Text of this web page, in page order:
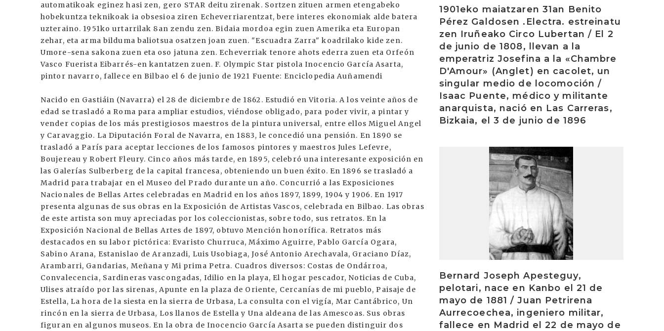
automatikoak eginez hasi zen, gero STAR deitu zirenak. Sortzen zituen armen etengabeko
hobekuntza teknikoak ia obsesioa ziren Echeverriarentzat, bere interes ekonomiak alde batera
uzteraino. 1951ko urtarrilak 8an zendu zen. Bidaia mordoa egin zuen Amerika eta Europan
zehar, eta arma bilduma baliotsua osatzen joan zuen. "Escuadra Zarra" koadrilako kide zen.
Umore-sena sakona zuen eta oso jatuna zen. Echeverriak tenore ahots ederra zuen eta Orfeón
Vasco Fuerista Eibarrés-en kantatzen zuen. F. Olympic Star pistola Inocencio García Asarta,
pintor navarro, fallece en Bilbao el 6 de junio de 1921 Fuente: Enciclopedia Auñamendi
Nacido en Gastiáin (Navarra) el 28 de diciembre de 1862. Estudió en Vitoria. A los veinte años de
edad se trasladó a Roma para ampliar estudios, viéndose obligado, para poder vivir, a pintar y
vender copias de los más prestigiosos maestros de la pintura universal, entre ellos Miguel Angel
y Caravaggio. La Diputación Foral de Navarra, en 1883, le concedió una pensión. En 1890 se
trasladó a París para aceptar lecciones de los famosos pintores y maestros Jules Lefevre,
Boujereau y Robert Fleury. Cinco años más tarde, en 1895, celebró una interesante exposición en
las Galerías Sulberberg de la capital francesa, obteniendo un buen éxito. En 1896 se trasladó a
Madrid para trabajar en el Museo del Prado durante un año. Concurrió a las Exposiciones
Nacionales de Bellas Artes celebradas en Madrid en los años 1897, 1899, 1904 y 1906. En 1917
presenta algunas de sus obras en la Exposición de Artistas Vascos, celebrada en Bilbao. Las obras
de este artista son muy apreciadas por los coleccionistas, sobre todo, sus retratos. En la
Exposición Nacional de Bellas Artes de 1897, obtuvo Mención honorífica. Retratos más
destacados en su labor pictórica: Evaristo Churruca, Máximo Aguirre, Pablo García Ogara,
Sabino Arana, Estanislao de Aranzadi, Luis Usobiaga, José Antonio Arechavala, Graciano Díaz,
Arambarri, Gandarias, Meñana y Mi prima Petra. Cuadros diversos: Costas de Ondárroa,
Convalecencia, Sardineras vascongadas, Idilio en la playa, El hogar pescador, Noticias de Cuba,
Ulises atraído por las sirenas, Apunte en la plaza de Oriente, Cercanías de mi pueblo, Paisaje de
Estella, La hora de la siesta en la sierra de Urbasa, La consulta con el vigía, Mar Cantábrico, Un
rincón en la sierra de Urbasa, Los llanos de Estella y Una aldeana de las Amescoas. Sus obras
figuran en algunos museos. En la obra de Inocencio García Asarta se pueden distinguir dos
1901eko maiatzaren 31an Benito
Pérez Galdosen .Electra. estreinatu
zen Iruñeako Circo Lubertan / El 2
de junio de 1808, llevan a la
emperatriz Josefina a la «Chambre
D'Amour» (Anglet) en cacolet, un
singular medio de locomoción /
Isaac Puente, médico y militante
anarquista, nació en Las Carreras,
Bizkaia, el 3 de junio de 1896
Bernard Joseph Apesteguy,
pelotari, nace en Kanbo el 21 de
mayo de 1881 / Juan Petrirena
Aurrecoechea, ingeniero militar,
fallece en Madrid el 22 de mayo de